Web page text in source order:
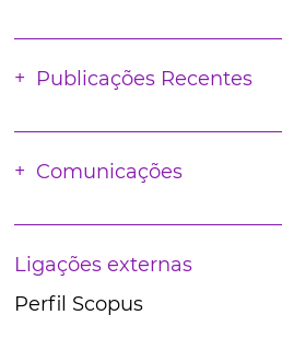
Publicações Recentes
Comunicações
Ligações externas
Perfil Scopus